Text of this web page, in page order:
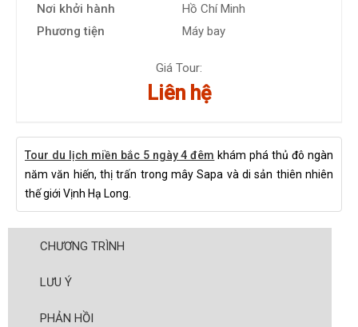
Nơi khởi hành
Hồ Chí Minh
Phương tiện
Máy bay
Giá Tour:
Liên hệ
Tour du lịch miền bắc 5 ngày 4 đêm khám phá thủ đô ngàn
năm văn hiến, thị trấn trong mây Sapa và di sản thiên nhiên
thế giới Vịnh Hạ Long.
CHƯƠNG TRÌNH
LƯU Ý
PHẢN HỒI